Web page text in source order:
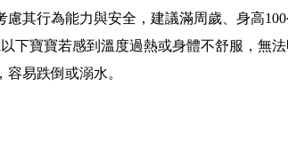
慮其行為能力與安全，建議滿周歲、身高
下寶寶若感到溫度過熱或身體不舒服，無
易跌倒或溺水。